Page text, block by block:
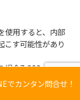
使用すると、内部
こす可能性があり
場合7,000〜
合25,000〜
でカンタン問合せ！